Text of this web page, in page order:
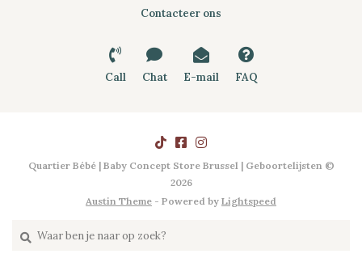
Contacteer ons
Call Chat E-mail FAQ
Quartier Bébé | Baby Concept Store Brussel | Geboortelijsten ©
2026
Austin Theme - Powered by Lightspeed